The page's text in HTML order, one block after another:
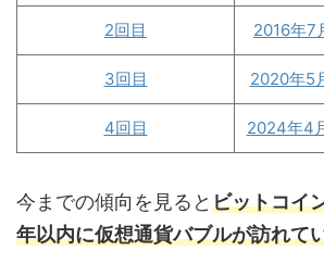
2回目 2016年7
3回目 2020年5
4回目 2024年4
今までの傾向を見るとビットコイ
年以内に仮想通貨バブルが訪れて